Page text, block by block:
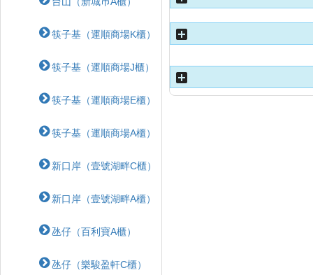
筷子基（運順商場K櫃）
筷子基（運順商場J櫃）
筷子基（運順商場E櫃）
筷子基（運順商場A櫃）
新口岸（壹號湖畔C櫃）
新口岸（壹號湖畔A櫃）
氹仔（百利寶A櫃）
氹仔（樂駿盈軒C櫃）